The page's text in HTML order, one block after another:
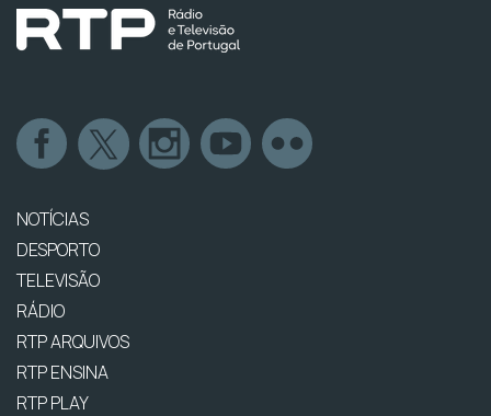
NOTÍCIAS
DESPORTO
TELEVISÃO
RÁDIO
RTP ARQUIVOS
RTP ENSINA
RTP PLAY